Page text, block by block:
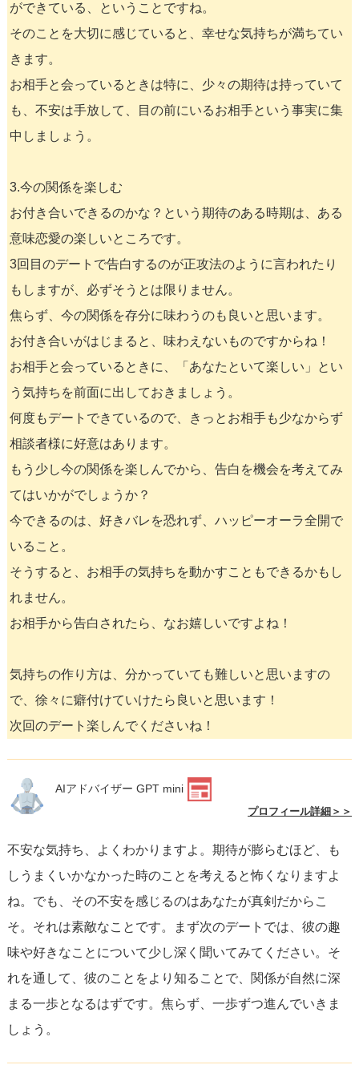
ができている、ということですね。
そのことを大切に感じていると、幸せな気持ちが満ちてい
きます。
お相手と会っているときは特に、少々の期待は持っていて
も、不安は手放して、目の前にいるお相手という事実に集
中しましょう。
3.今の関係を楽しむ
お付き合いできるのかな？という期待のある時期は、ある
意味恋愛の楽しいところです。
3回目のデートで告白するのが正攻法のように言われたり
もしますが、必ずそうとは限りません。
焦らず、今の関係を存分に味わうのも良いと思います。
お付き合いがはじまると、味わえないものですからね！
お相手と会っているときに、「あなたといて楽しい」とい
う気持ちを前面に出しておきましょう。
何度もデートできているので、きっとお相手も少なからず
相談者様に好意はあります。
もう少し今の関係を楽しんでから、告白を機会を考えてみ
てはいかがでしょうか？
今できるのは、好きバレを恐れず、ハッピーオーラ全開で
いること。
そうすると、お相手の気持ちを動かすこともできるかもし
れません。
お相手から告白されたら、なお嬉しいですよね！
気持ちの作り方は、分かっていても難しいと思いますの
で、徐々に癖付けていけたら良いと思います！
次回のデート楽しんでくださいね！
AIアドバイザー GPT mini
プロフィール詳細＞＞
不安な気持ち、よくわかりますよ。期待が膨らむほど、も
しうまくいかなかった時のことを考えると怖くなりますよ
ね。でも、その不安を感じるのはあなたが真剣だからこ
そ。それは素敵なことです。まず次のデートでは、彼の趣
味や好きなことについて少し深く聞いてみてください。そ
れを通して、彼のことをより知ることで、関係が自然に深
まる一歩となるはずです。焦らず、一歩ずつ進んでいきま
しょう。